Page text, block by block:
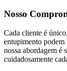
Nosso
Cada cliente é
entupimento podem
nossa abordagem é
cuidadosamente